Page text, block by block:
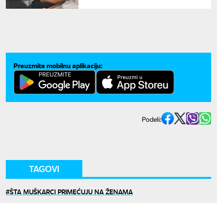
Preuzmite mobilnu aplikaciju:
Podeli:
TAGOVI
ŠTA MUŠKARCI PRIMEĆUJU NA ŽENAMA